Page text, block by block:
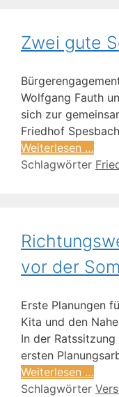
Zwei gute
Wolfgang Fauth
sich zur
Friedhof
Weiterlesen …
Schlagwörter
vor der
Erste Planungen
Kita und den
In der
ersten
Weiterlesen …
Schlagwörter